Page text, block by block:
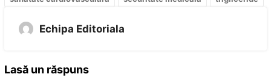
Echipa Editoriala
Lasă un răspuns